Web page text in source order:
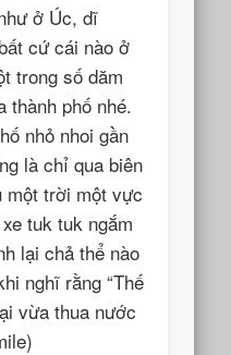
ở Úc, dĩ
cứ cái nào ở
trong số dăm
thành phố nhé.
nhỏ nhoi gần
là chỉ qua biên
một trời một vực
tuk tuk ngắm
lại chả thể nào
nghĩ rằng “Thế
vừa thua nước
)